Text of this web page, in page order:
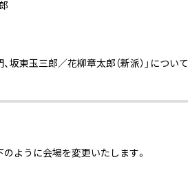
東玉三郎／花柳章太郎（新派）」について
ように会場を変更いたします。